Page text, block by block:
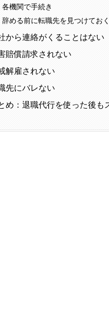
各機関で手続き
辞める前に転職先を見つけてお
から連絡がくることはない
賠償請求されない
解雇されない
先にバレない
め：退職代行を使った後も